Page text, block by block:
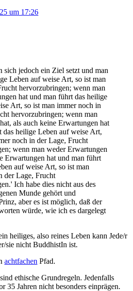
um 17:26
sich jedoch ein Ziel setzt und man
Leben auf weise Art, so ist man
hervorzubringen; wenn man
hat und man führt das heilige
Art, so ist man immer noch in
hervorzubringen; wenn man
als auch keine Erwartungen hat
das heilige Leben auf weise Art,
noch in der Lage, Frucht
wenn man weder Erwartungen
Erwartungen hat und man führt
auf weise Art, so ist man
der Lage, Frucht
Ich habe dies nicht aus des
Munde gehört und
aber es ist möglich, daß der
würde, wie ich es dargelegt
heiliges, also reines Leben kann Jede/r
sie nicht BuddhistIn ist.
achtfachen Pfad.
ethische Grundregeln. Jedenfalls
35 Jahren nicht besonders einprägen.